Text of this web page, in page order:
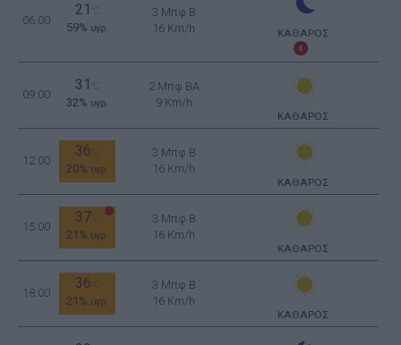
06:00
21
59% υγρ.
3 Μπφ B
16 Km/h
ΚΑΘΑΡΟΣ
09:00
31
32% υγρ.
2 Μπφ BA
9 Km/h
ΚΑΘΑΡΟΣ
12:00
36
20% υγρ.
3 Μπφ B
16 Km/h
ΚΑΘΑΡΟΣ
15:00
37
21% υγρ.
3 Μπφ B
16 Km/h
ΚΑΘΑΡΟΣ
18:00
36
21% υγρ.
3 Μπφ B
16 Km/h
ΚΑΘΑΡΟΣ